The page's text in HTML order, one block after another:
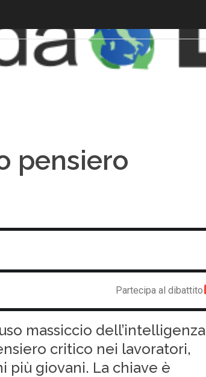
pensiero
Partecipa al dibattito
massiccio dell’intelligenza
critico nei lavoratori,
più giovani. La chiave è